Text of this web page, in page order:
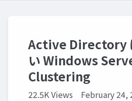
Active Directory
い Windows
Clustering
22.5K Views February 24,